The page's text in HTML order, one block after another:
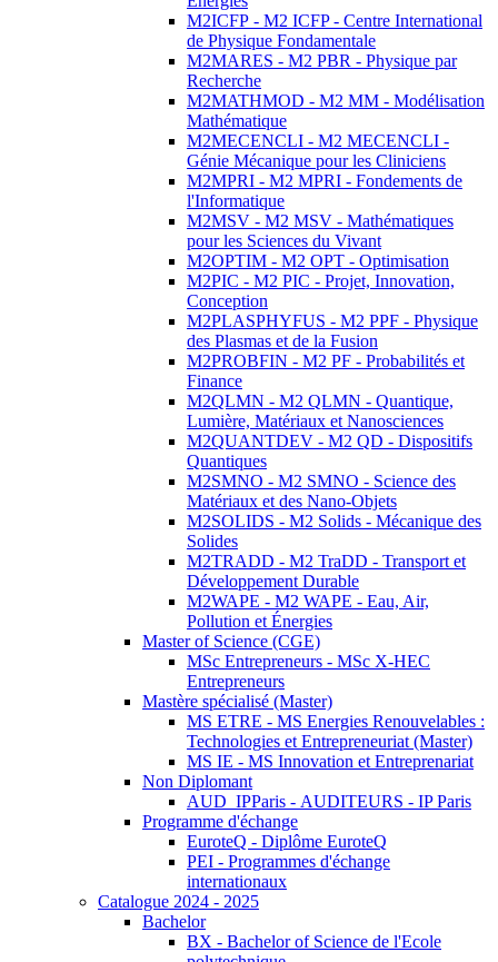
M2ICFP - M2 ICFP - Centre International
de Physique Fondamentale
M2MARES - M2 PBR - Physique par
Recherche
M2MATHMOD - M2 MM - Modélisation
Mathématique
M2MECENCLI - M2 MECENCLI -
Génie Mécanique pour les Cliniciens
M2MPRI - M2 MPRI - Fondements de
l'Informatique
M2MSV - M2 MSV - Mathématiques
pour les Sciences du Vivant
M2OPTIM - M2 OPT - Optimisation
M2PIC - M2 PIC - Projet, Innovation,
Conception
M2PLASPHYFUS - M2 PPF - Physique
des Plasmas et de la Fusion
M2PROBFIN - M2 PF - Probabilités et
Finance
M2QLMN - M2 QLMN - Quantique,
Lumière, Matériaux et Nanosciences
M2QUANTDEV - M2 QD - Dispositifs
Quantiques
M2SMNO - M2 SMNO - Science des
Matériaux et des Nano-Objets
M2SOLIDS - M2 Solids - Mécanique des
Solides
M2TRADD - M2 TraDD - Transport et
Développement Durable
M2WAPE - M2 WAPE - Eau, Air,
Pollution et Énergies
Master of Science (CGE)
MSc Entrepreneurs - MSc X-HEC
Entrepreneurs
Mastère spécialisé (Master)
MS ETRE - MS Energies Renouvelables :
Technologies et Entrepreneuriat (Master)
MS IE - MS Innovation et Entreprenariat
Non Diplomant
AUD_IPParis - AUDITEURS - IP Paris
Programme d'échange
EuroteQ - Diplôme EuroteQ
PEI - Programmes d'échange
internationaux
Catalogue 2024 - 2025
Bachelor
BX - Bachelor of Science de l'Ecole